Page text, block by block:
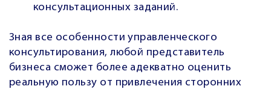
консультационных заданий.
Зная все особенности управленческого
консультирования, любой представитель
бизнеса сможет более адекватно оценить
реальную пользу от привлечения сторонних